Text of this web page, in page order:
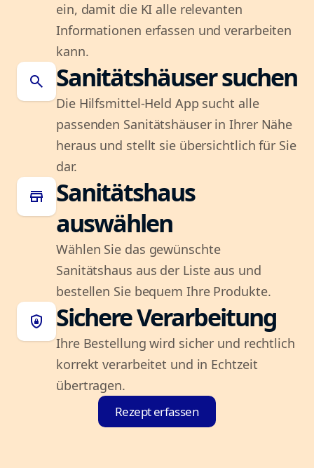
ein, damit die KI alle relevanten
Informationen erfassen und verarbeiten
kann.
search Sanitätshäuser suchen
Die Hilfsmittel-Held App sucht alle
passenden Sanitätshäuser in Ihrer Nähe
heraus und stellt sie übersichtlich für Sie
dar.
store
Sanitätshaus
auswählen
Wählen Sie das gewünschte
Sanitätshaus aus der Liste aus und
bestellen Sie bequem Ihre Produkte.
shield_lock Sichere Verarbeitung
Ihre Bestellung wird sicher und rechtlich
korrekt verarbeitet und in Echtzeit
übertragen.
Rezept erfassen